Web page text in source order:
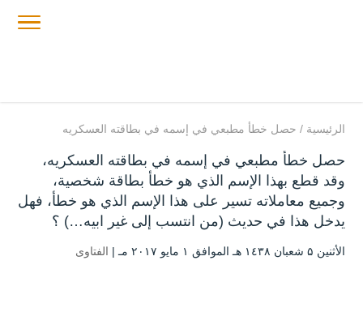
الرئيسية / حصل خطأ مطبعي في إسمه في بطاقته العسكريه
حصل خطأ مطبعي في إسمه في بطاقته العسكريه،
وقد قطع بهذا الإسم الذي هو خطأ بطاقة شخصية،
وجميع معاملاته تسير على هذا الإسم الذي هو خطأ، فهل
يدخل هذا في حديث (من انتسب إلى غير ابيه…) ؟
الأثنين ۵ شعبان ۱٤۳۸ هـ الموافق ۱ مايو ۲۰۱۷ مـ | الفتاوى